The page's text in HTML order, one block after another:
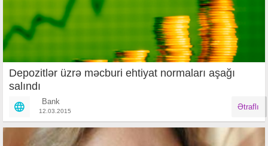
Depozitlər üzrə məcburi ehtiyat normaları aşağı
salındı
Bank
12.03.2015 Ətraflı